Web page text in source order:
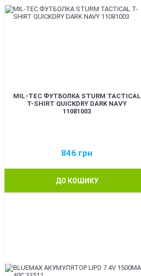
MIL-TEC ФУТБОЛКА STURM TACTICAL
T-SHIRT QUICKDRY DARK NAVY
11081003
846 грн
ДО КОШИКУ